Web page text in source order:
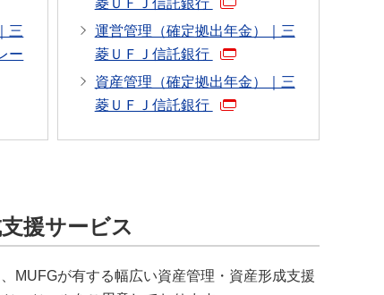
三
ー
運営管理（確定拠出年金）｜三
菱ＵＦＪ信託銀行
資産管理（確定拠出年金）｜三
菱ＵＦＪ信託銀行
援サービス
MUFGが有する幅広い資産管理・資産形成支援